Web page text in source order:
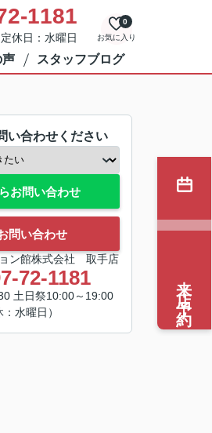
1181
休日：水曜日 お気に入り
0
声 スタッフブログ
い合わせください
お問い合わせ
問い合わせ
ン館株式会社 取手店
72-1181
土日祭10:00～19:00
：水曜日）
来店予約